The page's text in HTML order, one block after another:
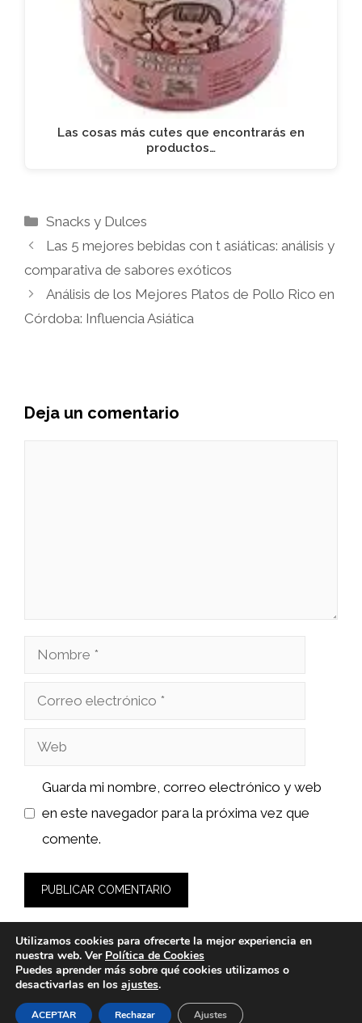
Las cosas más cutes que encontrarás en
productos…
Categorías
Snacks y Dulces
Las 5 mejores bebidas con t asiáticas: análisis y
comparativa de sabores exóticos
Análisis de los Mejores Platos de Pollo Rico en
Córdoba: Influencia Asiática
Deja un comentario
Nombre
Correo
Web
Guarda mi nombre, correo electrónico y web
en este navegador para la próxima vez que
comente.
© 2026 wasabidelnorte.es -
Legal-Política de cookies
Utilizamos cookies para ofrecerte la mejor experiencia en
nuestra web. Ver Política de Cookies
Puedes aprender más sobre qué cookies utilizamos o
desactivarlas en los ajustes.
ACEPTAR Rechazar Ajustes